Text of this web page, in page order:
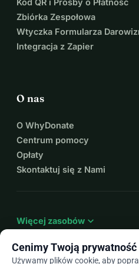
Zbiórka Zespołowa
Wtyczka Formularza
Integracja z Zapier
O nas
O WhyDonate
Centrum pomocy
Opłaty
Skontaktuj się z Nami
Więcej zasobów expand_more
Cenimy Twoją prywatność
Używamy plików cookie, aby